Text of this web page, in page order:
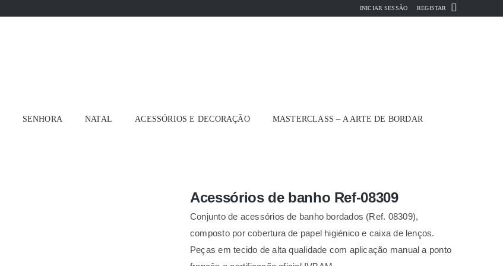
INICIAR SESSÃO REGISTAR
SENHORA NATAL ACESSÓRIOS E DECORAÇÃO MASTERCLASS – A ARTE DE BORDAR
Acessórios de banho Ref-08309
Conjunto de acessórios de banho bordados (Ref. 08309),
composto por cobertura de papel higiénico e caixa de lenços.
Peças em tecido de alta qualidade com aplicação manual a ponto